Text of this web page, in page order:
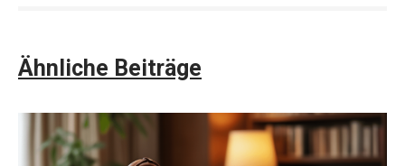
Ähnliche Beiträge